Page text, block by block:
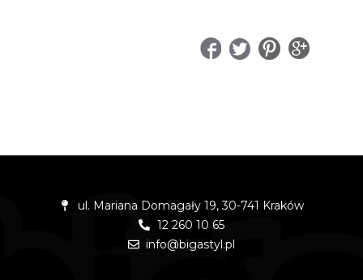
ul. Mariana Domagały 19, 30-741 Kraków
12 260 10 65
info@bigastyl.pl